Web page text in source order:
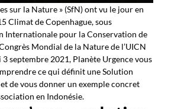
sur la Nature » (SfN) ont vu le jour en
Climat de Copenhague, sous
Internationale pour la Conservation de
Mondial de la Nature de l’UICN
septembre 2021, Planète Urgence vous
ce qui définit une Solution
de vous donner un exemple concret
en Indonésie.